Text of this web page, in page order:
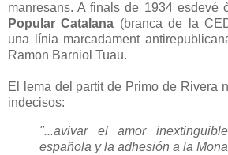
manresans. A finals de 1934 esdevé
Popular Catalana (branca de la
una línia marcadament
Ramon Barniol Tuau.
El lema del partit de Primo de Rivera
indecisos:
"...avivar el amor
española y la adhesión a la